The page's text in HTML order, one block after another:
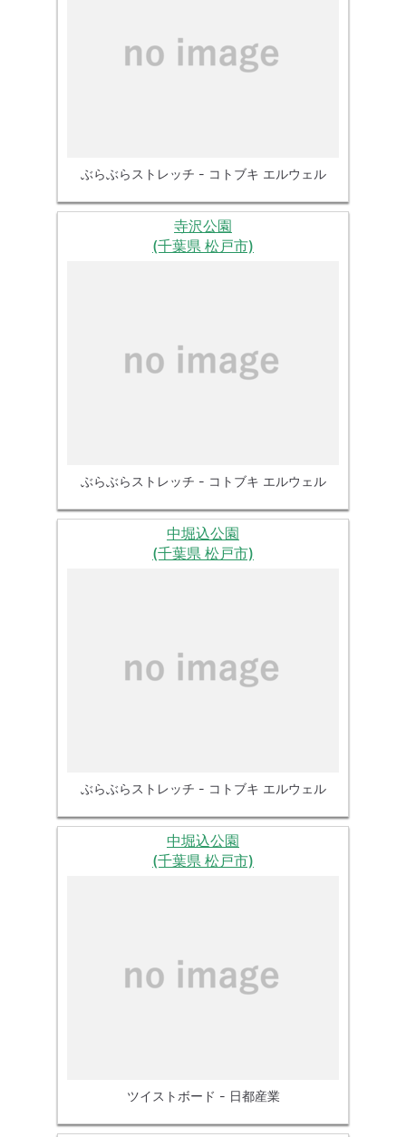
ぶらぶらストレッチ - コトブキ エルウェル
寺沢公園
(千葉県 松戸市)
ぶらぶらストレッチ - コトブキ エルウェル
中堀込公園
(千葉県 松戸市)
ぶらぶらストレッチ - コトブキ エルウェル
中堀込公園
(千葉県 松戸市)
ツイストボード - 日都産業